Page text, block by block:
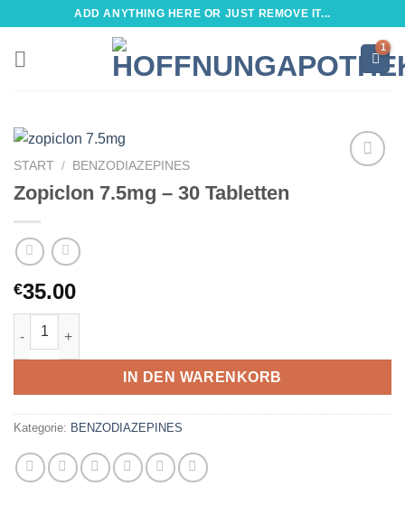
springen
ADD ANYTHING HERE OR JUST REMOVE IT...
START / BENZODIAZEPINES
Zopiclon 7.5mg – 30 Tabletten
€35.00
Zopiclon 7.5mg – 30 Tabletten Menge
IN DEN WARENKORB
Kategorie: BENZODIAZEPINES